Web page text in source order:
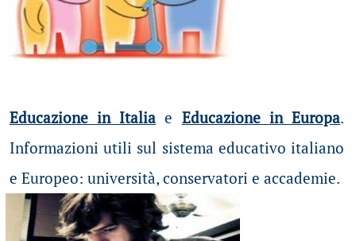
Educazione in Italia e Educazione in Europa.
Informazioni utili sul sistema educativo italiano
e Europeo: università, conservatori e accademie.